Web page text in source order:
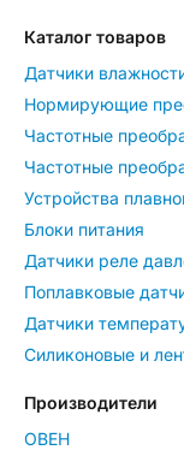
Каталог товаров
Датчики
Нормирующие
Частотные
Частотные
Устройства
Блоки питания
Датчики реле
Поплавковые
Датчики
Силиконовые и
Производители
ОВЕН